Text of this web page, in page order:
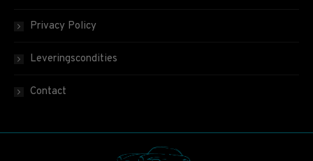
Privacy Policy
Leveringscondities
Contact